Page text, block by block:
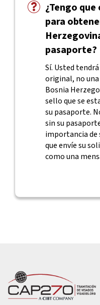
¿Tengo
para
pasaporte?
Sí. Usted
original, no
Bosnia
sello que se
su pasaporte.
sin su
importancia de
que envíe su
como una